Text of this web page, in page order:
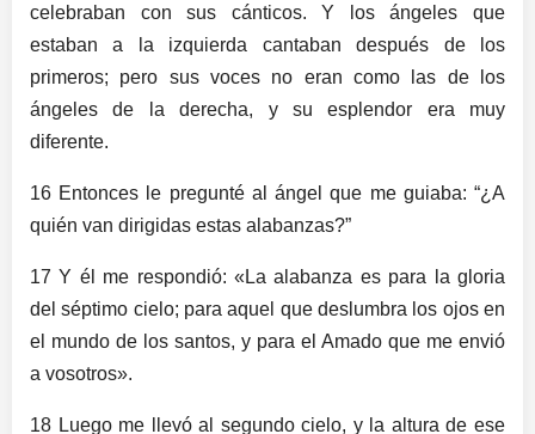
celebraban con sus cánticos. Y los ángeles que
estaban a la izquierda cantaban después de los
primeros; pero sus voces no eran como las de los
ángeles de la derecha, y su esplendor era muy
diferente.
16 Entonces le pregunté al ángel que me guiaba: “¿A
quién van dirigidas estas alabanzas?”
17 Y él me respondió: «La alabanza es para la gloria
del séptimo cielo; para aquel que deslumbra los ojos en
el mundo de los santos, y para el Amado que me envió
a vosotros».
18 Luego me llevó al segundo cielo, y la altura de ese